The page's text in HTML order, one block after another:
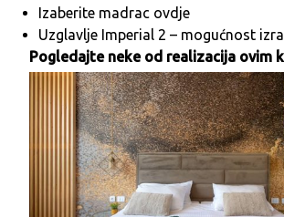
Izaberite madrac ovdje
Uzglavlje Imperial 2 – mogućnost
Pogledajte neke od realizacija ovim